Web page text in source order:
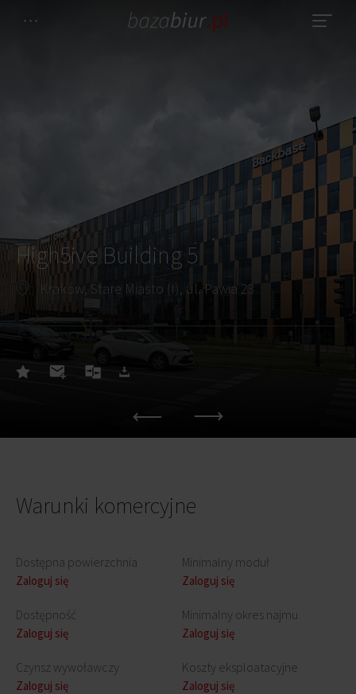
High5ive Building 5
Kraków, Stare Miasto (I), ul. Pawia 23
Warunki komercyjne
Dostępna powierzchnia
Zaloguj się
Dostępność
Zaloguj się
Czynsz wywoławczy
Zaloguj się
Minimalny moduł
Zaloguj się
Minimalny okres najmu
Zaloguj się
Koszty eksploatacyjne
Zaloguj się